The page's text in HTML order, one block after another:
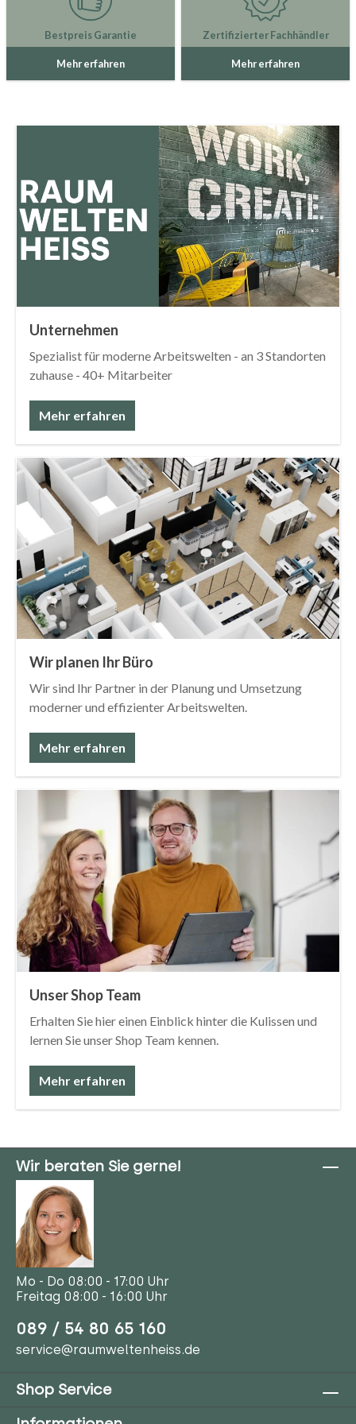
Bestpreis Garantie
Mehr erfahren
Zertifizierter Fachhändler
Mehr erfahren
Unternehmen
Spezialist für moderne Arbeitswelten - an 3 Standorten
zuhause - 40+ Mitarbeiter
Mehr erfahren
Wir planen Ihr Büro
Wir sind Ihr Partner in der Planung und Umsetzung
moderner und effizienter Arbeitswelten.
Mehr erfahren
Unser Shop Team
Erhalten Sie hier einen Einblick hinter die Kulissen und
lernen Sie unser Shop Team kennen.
Mehr erfahren
Wir beraten Sie gerne!
Mo - Do 08:00 - 17:00 Uhr
Freitag 08:00 - 16:00 Uhr
089 / 54 80 65 160
service@raumweltenheiss.de
Shop Service